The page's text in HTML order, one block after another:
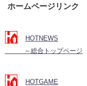
ホームページリンク
HOTNEWS
～総合トップページ
HOTGAME